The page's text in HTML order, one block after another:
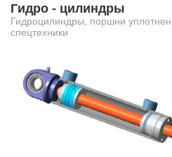
Гидро - цилиндры
Гидроцилиндры, поршни
спецтехники